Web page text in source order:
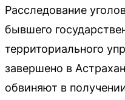
Расследование
бывшего
территориального
завершено в
обвиняют в